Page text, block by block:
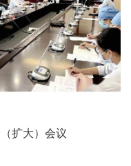
扩大）会议